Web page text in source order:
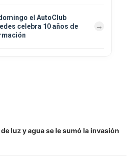
el AutoClub
celebra 10 años de
luz y agua se le sumó la invasión